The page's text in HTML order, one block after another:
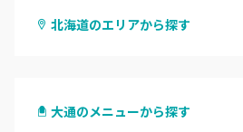
北海道のエリアから探す
北区・東区
大通のメニューから探す